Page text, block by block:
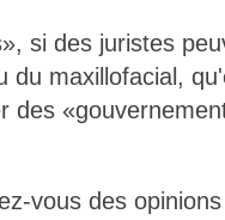
si des juristes
du maxillofacial,
vous des